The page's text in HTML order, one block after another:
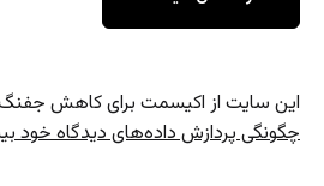
این سایت از اکیسمت برای کاهش
چگونگی پردازش داده‌های دیدگاه خود